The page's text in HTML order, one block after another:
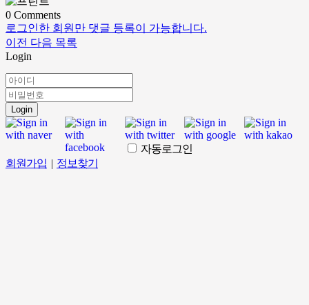
0 Comments
로그인한 회원만 댓글 등록이 가능합니다.
이전 다음 목록
Login
Login
자동로그인
회원가입 | 정보찾기